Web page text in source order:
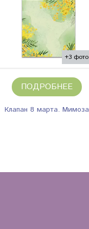
+3 фото
ПОДРОБНЕЕ
Клапан 8 марта. Мимоза